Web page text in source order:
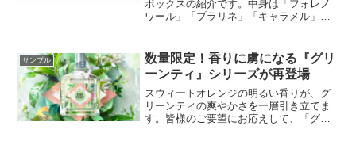
ボックスの紹介です。中身は「フォレノ
ワール」「プラリネ」「キャラメル」
サンプル
数量限定！香りに虜になる『グリ
ーンティ』シリーズが再登場
スウィートオレンジの明るい香りが、グ
リーンティの爽やかさを一層引き立てま
す。皆様のご要望にお応えして、「グリ